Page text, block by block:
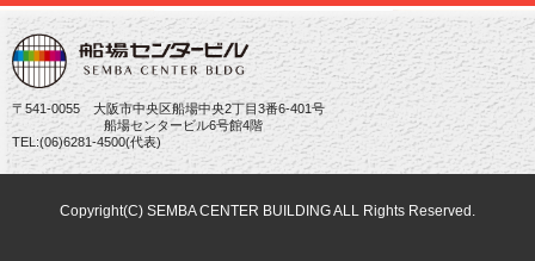
〒541-0055 大阪市中央区船場中央2丁目3番6-401号
船場センタービル6号館4階
TEL:(06)6281-4500(代表)
Copyright(C) SEMBA CENTER BUILDING ALL Rights Reserved.